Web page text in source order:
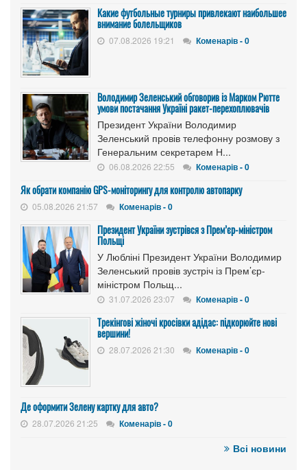
Какие футбольные турниры привлекают наибольшее
внимание болельщиков
07.08.2026 19:21 Коменарів - 0
Володимир Зеленський обговорив із Марком Рютте
умови постачання Україні ракет-перехоплювачів
Президент України Володимир
Зеленський провів телефонну розмову з
Генеральним секретарем Н...
06.08.2026 22:55 Коменарів - 0
Як обрати компанію GPS-моніторингу для контролю автопарку
05.08.2026 21:57 Коменарів - 0
Президент України зустрівся з Прем’єр-міністром
Польщі
У Любліні Президент України Володимир
Зеленський провів зустріч із Прем’єр-
міністром Польщ...
31.07.2026 23:07 Коменарів - 0
Трекінгові жіночі кросівки адідас: підкорюйте нові
вершини!
28.07.2026 21:30 Коменарів - 0
Де оформити Зелену картку для авто?
28.07.2026 21:25 Коменарів - 0
Всі новини